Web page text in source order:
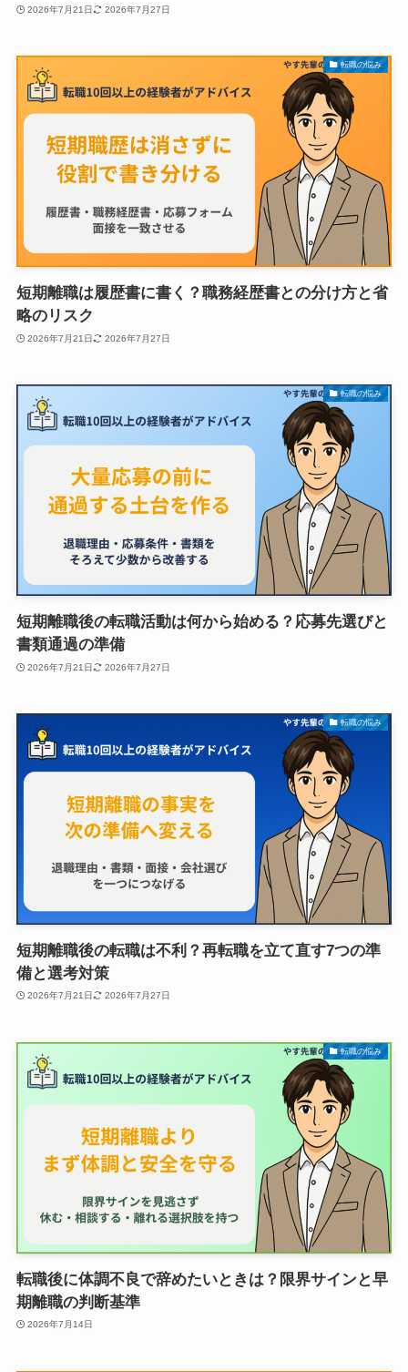
2026年7月21日 2026年7月27日
転職の悩み
短期離職は履歴書に書く？職務経歴書との分け方と省
略のリスク
2026年7月21日 2026年7月27日
転職の悩み
短期離職後の転職活動は何から始める？応募先選びと
書類通過の準備
2026年7月21日 2026年7月27日
転職の悩み
短期離職後の転職は不利？再転職を立て直す7つの準
備と選考対策
2026年7月21日 2026年7月27日
転職の悩み
転職後に体調不良で辞めたいときは？限界サインと早
期離職の判断基準
2026年7月14日